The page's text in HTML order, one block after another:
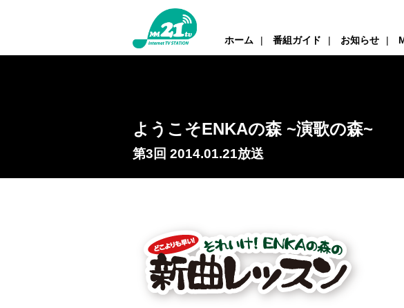
ホーム 番組ガイド お知らせ
ようこそENKAの森 ~演歌の森~
第3回 2014.01.21放送